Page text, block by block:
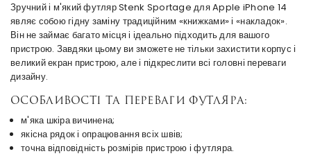
Зручний і м'який футляр Stenk Sportage для Apple iPhone 14
являє собою гідну заміну традиційним «книжками» і «накладок».
Він не займає багато місця і ідеально підходить для вашого
пристрою. Завдяки цьому ви зможете не тільки захистити корпус і
великий екран пристрою, але і підкреслити всі головні переваги
дизайну.
Особливості та переваги футляра:
м'яка шкіра вичинена;
якісна рядок і опрацювання всіх швів;
точна відповідність розмірів пристрою і футляра.